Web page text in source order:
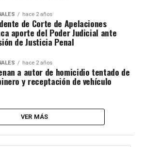
hace 2 años
de Corte de Apelaciones
aporte del Poder Judicial ante
de Justicia Penal
hace 2 años
a autor de homicidio tentado de
y receptación de vehículo
VER MÁS